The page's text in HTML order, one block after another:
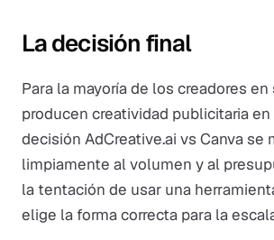
La decisión final
Para la mayoría de los creadores
producen creatividad publicitaria
decisión AdCreative.ai vs Canva se
limpiamente al volumen y al
la tentación de usar una
elige la forma correcta para la